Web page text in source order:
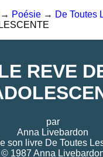
→ Poésie → De Toutes
REVE
par
Anna Livebardon
son livre De Toutes
© 1987 Anna